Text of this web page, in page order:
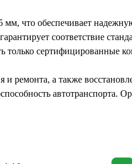
мм, что обеспечивает
соответствие
только сертифицированные
ремонта, а также
автотранспорта.